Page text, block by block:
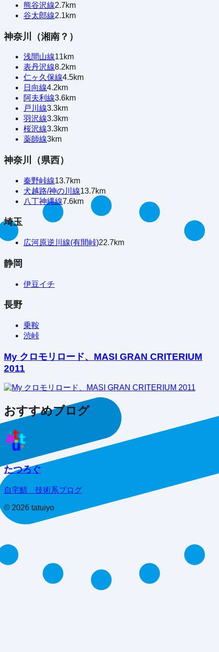
熊谷沢線2.7km
谷太郎線2.1km
神奈川（湘南？）
浅間山線11km
表丹沢線8.2km
仁ヶ久保線4.5km
日向線4.2km
阿夫利線3.6km
戸川線3.3km
羽沢線3.3km
桜沢線3.3km
薬師線3km
神奈川（県西）
秦野峠線13.7km
犬越路/神の川線13.7km
八丁神縄線7.6km
埼玉
広河原逆川線(有間峠)22.7km
静岡
伊豆イチ
長野
乗鞍
渋峠
My クロモリロード、MASI GRAN CRITERIUM
2011
おすすめブログ
たつろぐ
自宅鯖 技術系ブログ
© 2026 tatuiyo